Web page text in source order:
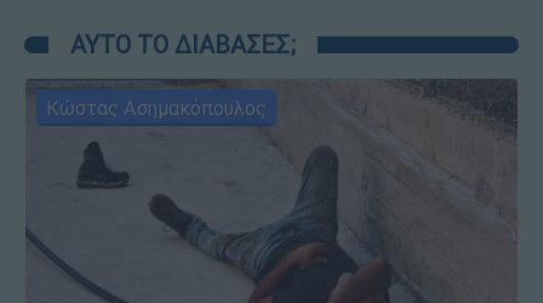
ΑΥΤΟ ΤΟ ΔΙΑΒΑΣΕΣ;
Κώστας Ασημακόπουλος